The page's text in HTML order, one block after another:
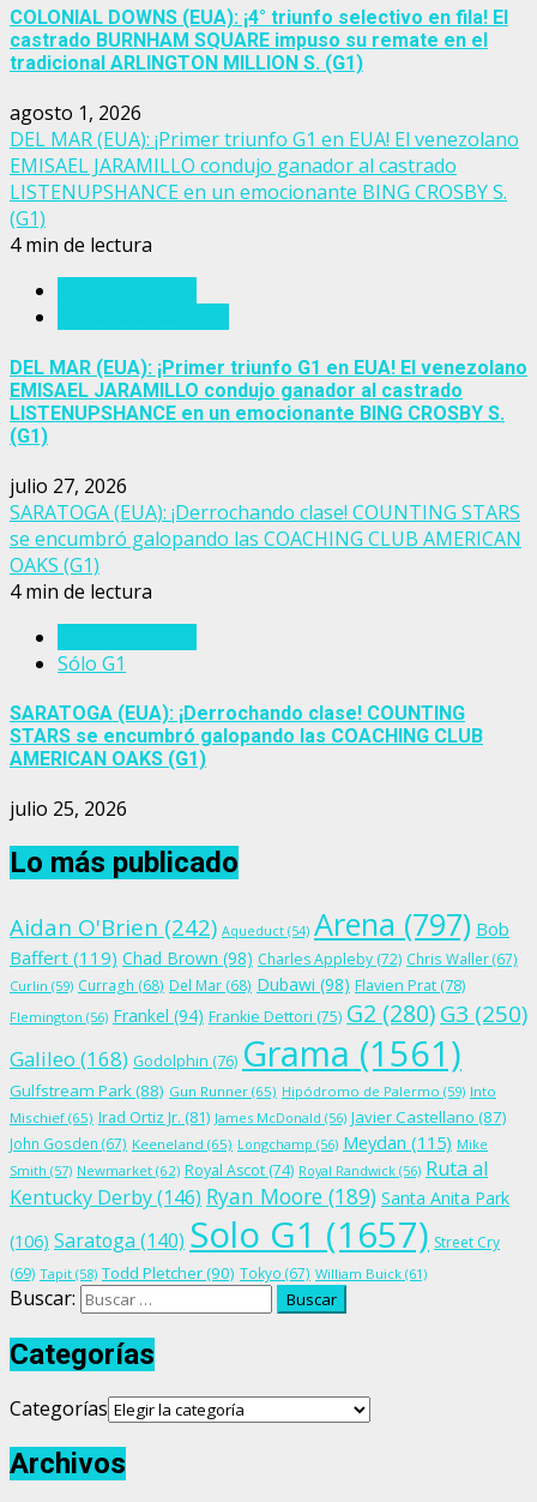
COLONIAL DOWNS (EUA): ¡4° triunfo selectivo en fila! El
castrado BURNHAM SQUARE impuso su remate en el
tradicional ARLINGTON MILLION S. (G1)
agosto 1, 2026
DEL MAR (EUA): ¡Primer triunfo G1 en EUA! El venezolano
EMISAEL JARAMILLO condujo ganador al castrado
LISTENUPSHANCE en un emocionante BING CROSBY S.
(G1)
4 min de lectura
DEL MAR (EUA): ¡Primer triunfo G1 en EUA! El venezolano
EMISAEL JARAMILLO condujo ganador al castrado
LISTENUPSHANCE en un emocionante BING CROSBY S.
(G1)
julio 27, 2026
SARATOGA (EUA): ¡Derrochando clase! COUNTING STARS
se encumbró galopando las COACHING CLUB AMERICAN
OAKS (G1)
4 min de lectura
Sólo G1
SARATOGA (EUA): ¡Derrochando clase! COUNTING
STARS se encumbró galopando las COACHING CLUB
AMERICAN OAKS (G1)
julio 25, 2026
Lo más publicado
Aidan O'Brien (242) Aqueduct (54) Arena (797) Bob
Baffert (119) Chad Brown (98) Charles Appleby (72) Chris Waller(67)
Curlin (59) Curragh (68) Del Mar (68) Dubawi (98) Flavien Prat (78)
Flemington (56) Frankel (94) Frankie Dettori (75) G2 (280)G3 (250)
Galileo (168) Godolphin (76) Grama (1561)
Gulfstream Park(88) Gun Runner (65) Hipódromo de Palermo (59) Into
Mischief (65) Irad Ortiz Jr. (81) James McDonald (56) Javier Castellano (87)
John Gosden (67) Keeneland (65) Longchamp (56) Meydan (115) Mike
Smith (57) Newmarket (62) Royal Ascot (74) Royal Randwick (56) Ruta al
Kentucky Derby(146) Ryan Moore (189) Santa Anita Park
(106) Saratoga (140) Solo G1 (1657) Street Cry
(69) Tapit (58) Todd Pletcher(90) Tokyo (67) William Buick (61)
Buscar:
Categorías
Categorías
Archivos